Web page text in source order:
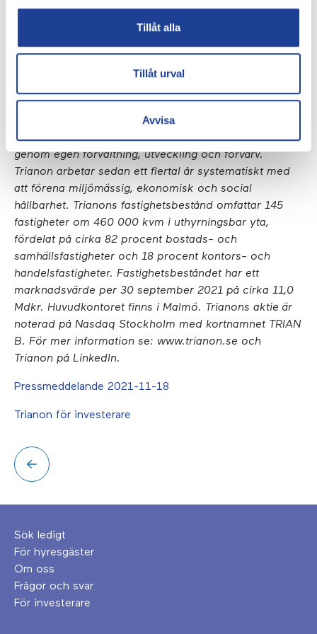
Tillåt alla
Tillåt urval
Avvisa
Fastighets AB Trianon
info@trianon.se
Trianon är ett entreprenörsdrivet fastighetsbolag i
Malmö. Bolaget grundades 1973 och har framför allt
sedan 2006 haft en stark tillväxt i fastighetsvärde,
genom egen förvaltning, utveckling och förvärv.
Trianon arbetar sedan ett flertal år systematiskt med
att förena miljömässig, ekonomisk och social
hållbarhet. Trianons fastighetsbestånd omfattar 145
fastigheter om 460 000 kvm i uthyrningsbar yta,
fördelat på cirka 82 procent bostads- och
samhällsfastigheter och 18 procent kontors- och
handelsfastigheter. Fastighetsbeståndet har ett
marknadsvärde per 30 september 2021 på cirka 11,0
Mdkr. Huvudkontoret finns i Malmö. Trianons aktie är
noterad på Nasdaq Stockholm med kortnamnet TRIAN
B. För mer information se: www.trianon.se och
Trianon på LinkedIn.
Pressmeddelande 2021-11-18
Trianon för investerare
Sök ledigt
För hyresgäster
Om oss
Frågor och svar
För investerare